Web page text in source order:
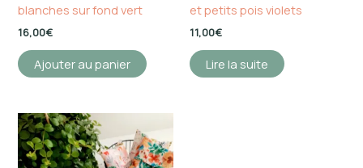
blanches sur fond vert
16,00€
Ajouter au panier
et petits pois violets
11,00€
Lire la suite